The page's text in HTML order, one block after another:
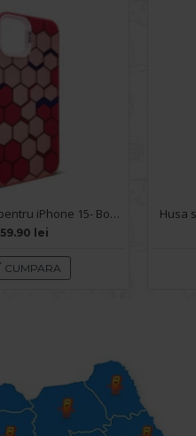
Husa spate pentru iPhone 15- Bozo case Rosu
59.90 lei
CUMPARA